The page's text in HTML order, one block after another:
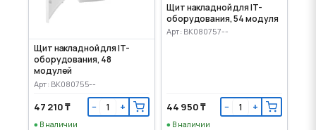
Щит накладной для IT-
оборудования, 48
модулей
Арт: BK080755--
47 210 ₸ − +
В наличии
Щит накладной для IT-
оборудования, 54 модуля
Арт: BK080757--
44 950 ₸ − +
В наличии